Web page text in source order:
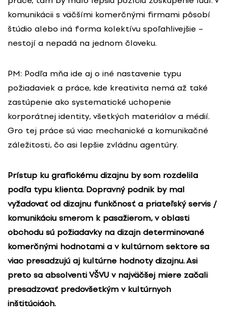
komunikácii s väčšími komerčnými firmami pôsobí
štúdio alebo iná forma kolektívu spoľahlivejšie –
nestojí a nepadá na jednom človeku.
PM: Podľa mňa ide aj o iné nastavenie typu
požiadaviek a práce, kde kreativita nemá až také
zastúpenie ako systematické uchopenie
korporátnej identity, všetkých materiálov a médií.
Gro tej práce sú viac mechanické a komunikačné
záležitosti, čo asi lepšie zvládnu agentúry.
Prístup ku grafickému dizajnu by som rozdelila
podľa typu klienta. Dopravný podnik by mal
vyžadovať od dizajnu funkčnosť a priateľský servis /
komunikáciu smerom k pasažierom, v oblasti
obchodu sú požiadavky na dizajn determinované
komerčnými hodnotami a v kultúrnom sektore sa
viac presadzujú aj kultúrne hodnoty dizajnu. Asi
preto sa absolventi VŠVU v najväčšej miere začali
presadzovať predovšetkým v kultúrnych
inštitúciách.